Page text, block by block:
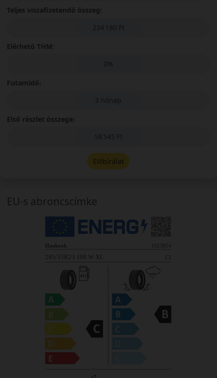
Teljes viszafizetendő összeg:
234 180 Ft
Elérhető THM:
0%
Futamidő:
3 hónap
Első részlet összege:
58 545 Ft
Előbírálat
EU-s abroncscímke